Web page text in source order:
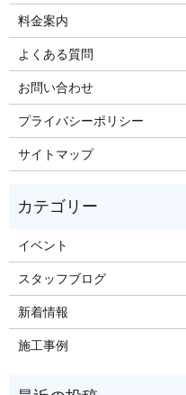
料金案内
よくある質問
お問い合わせ
プライバシーポリシー
サイトマップ
イベント
スタッフブログ
新着情報
施工事例